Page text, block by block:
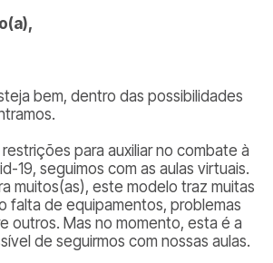
bem, dentro das possibilidades
para auxiliar no combate à
19, seguimos com as aulas virtuais.
muitos(as), este modelo traz muitas
falta de equipamentos, problemas
outros. Mas no momento, esta é a
de seguirmos com nossas aulas.